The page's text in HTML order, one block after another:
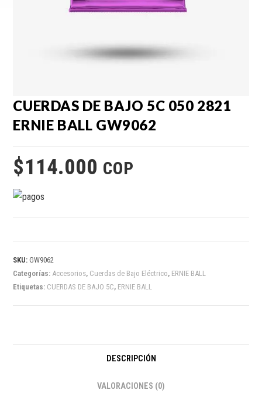
CUERDAS DE BAJO 5C 050 2821
ERNIE BALL GW9062
$114.000 COP
SKU:GW9062
Categorías: Accesorios, Cuerdas de Bajo Eléctrico, ERNIE BALL
Etiquetas: CUERDAS DE BAJO 5C, ERNIE BALL
DESCRIPCIÓN
VALORACIONES (0)